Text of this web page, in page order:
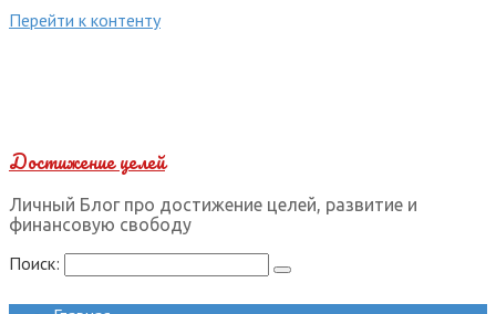
Перейти к контенту
Достижение целей
Личный Блог про достижение целей, развитие и
финансовую свободу
Поиск: